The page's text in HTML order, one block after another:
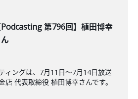
Podcasting 第796回】植田博幸
ィングは、7月11日〜7月14日放送
店 代表取締役 植田博幸さんです。